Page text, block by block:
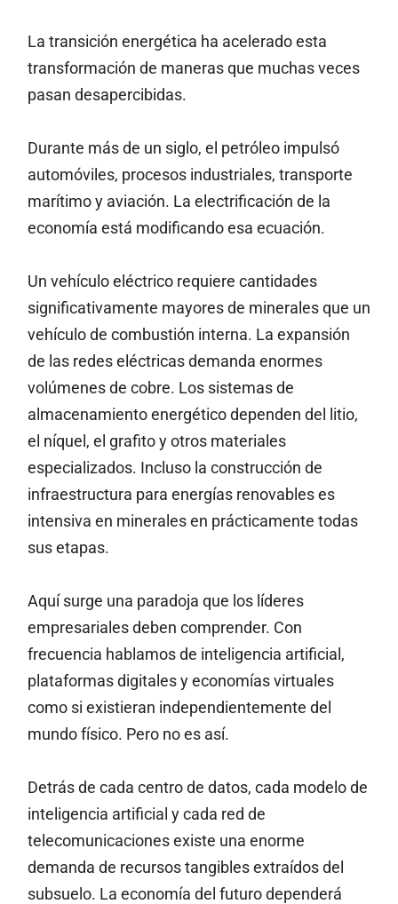
La transición energética ha acelerado esta
transformación de maneras que muchas veces
pasan desapercibidas.
Durante más de un siglo, el petróleo impulsó
automóviles, procesos industriales, transporte
marítimo y aviación. La electrificación de la
economía está modificando esa ecuación.
Un vehículo eléctrico requiere cantidades
significativamente mayores de minerales que un
vehículo de combustión interna. La expansión
de las redes eléctricas demanda enormes
volúmenes de cobre. Los sistemas de
almacenamiento energético dependen del litio,
el níquel, el grafito y otros materiales
especializados. Incluso la construcción de
infraestructura para energías renovables es
intensiva en minerales en prácticamente todas
sus etapas.
Aquí surge una paradoja que los líderes
empresariales deben comprender. Con
frecuencia hablamos de inteligencia artificial,
plataformas digitales y economías virtuales
como si existieran independientemente del
mundo físico. Pero no es así.
Detrás de cada centro de datos, cada modelo de
inteligencia artificial y cada red de
telecomunicaciones existe una enorme
demanda de recursos tangibles extraídos del
subsuelo. La economía del futuro dependerá